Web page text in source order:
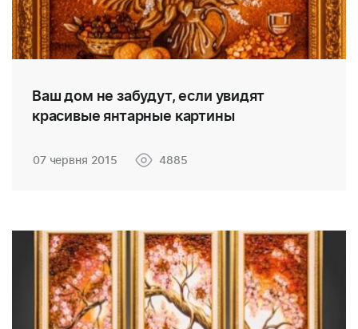
Ваш дом не забудут, если увидят
красивые янтарные картины
07 червня 2015 4885